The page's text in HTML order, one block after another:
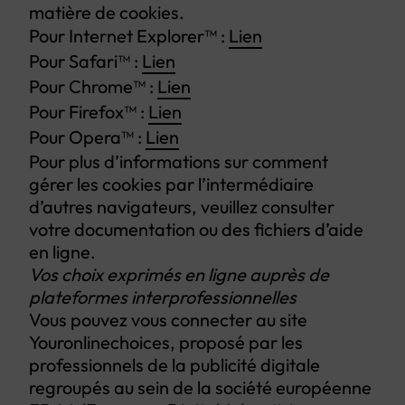
matière de cookies.
Pour Internet Explorer™ : Lien
Pour Safari™ : Lien
Pour Chrome™ : Lien
Pour Firefox™ : Lien
Pour Opera™ : Lien
Pour plus d’informations sur comment
gérer les cookies par l’intermédiaire
d’autres navigateurs, veuillez consulter
votre documentation ou des fichiers d’aide
en ligne.
Vos choix exprimés en ligne auprès de
plateformes interprofessionnelles
Vous pouvez vous connecter au site
Youronlinechoices, proposé par les
professionnels de la publicité digitale
regroupés au sein de la société européenne